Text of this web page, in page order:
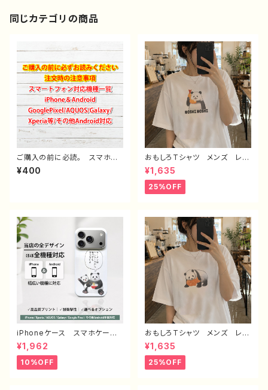
同じカテゴリの商品
ご購入の前に必読。 スマホケ
ース サイズ 一覧 選び方
iPhoneケース Android iP
種対応
¥400
おもしろTシャツ メンズ レデ
ィース 面白Tシャツ かわい
い おしゃれ イラスト パン
ダ 動物 ゆるかわ ゆるい
ユニーク ネタ系 オリジナル
クリエイター 絵師 オリジナ
ル デザイン グッズ 半袖シ
ャツ デザイン コラボ 悪い
ことを言うパンダ タイトル：も
しもし悪パンダ 作：こさつね
C-3
¥1,635
25%OFF
iPhoneケース スマホケー
ス 動物 イラスト ゆるか
わ 可愛い おもしろスマホケ
ース 面白いiPhoneケース
ユニーク ネタ系 ゆるい iP
¥1,962
10%OFF
おもしろTシャツ メンズ レデ
ィース 面白Tシャツ かわい
い おしゃれ イラスト パン
ダ 動物 ゆるかわ ゆるい
ユニーク ネタ系 オリジナル
¥1,635
25%OFF